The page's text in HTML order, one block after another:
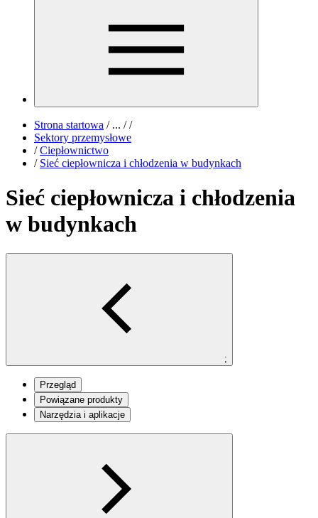
Strona startowa /... / /
Sektory przemysłowe
/ Ciepłownictwo
/ Sieć ciepłownicza i chłodzenia w budynkach
Sieć ciepłownicza i chłodzenia
w budynkach
;
Przegląd
Powiązane produkty
Narzędzia i aplikacje